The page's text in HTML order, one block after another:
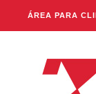
ÁREA PARA